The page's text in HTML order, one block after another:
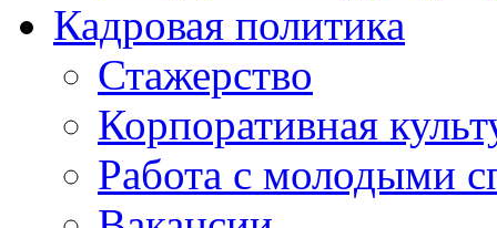
Кадровая политика
Стажерство
Корпоративная
Работа с молодыми